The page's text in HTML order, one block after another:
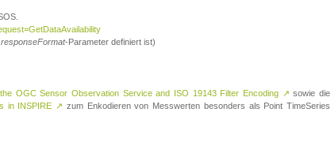
responseFormat-Parameter definiert ist)
OGC Sensor Observation Service and ISO 19143 Filter Encoding ↗ sowie die
in INSPIRE ↗ zum Enkodieren von Messwerten besonders als Point TimeSeries